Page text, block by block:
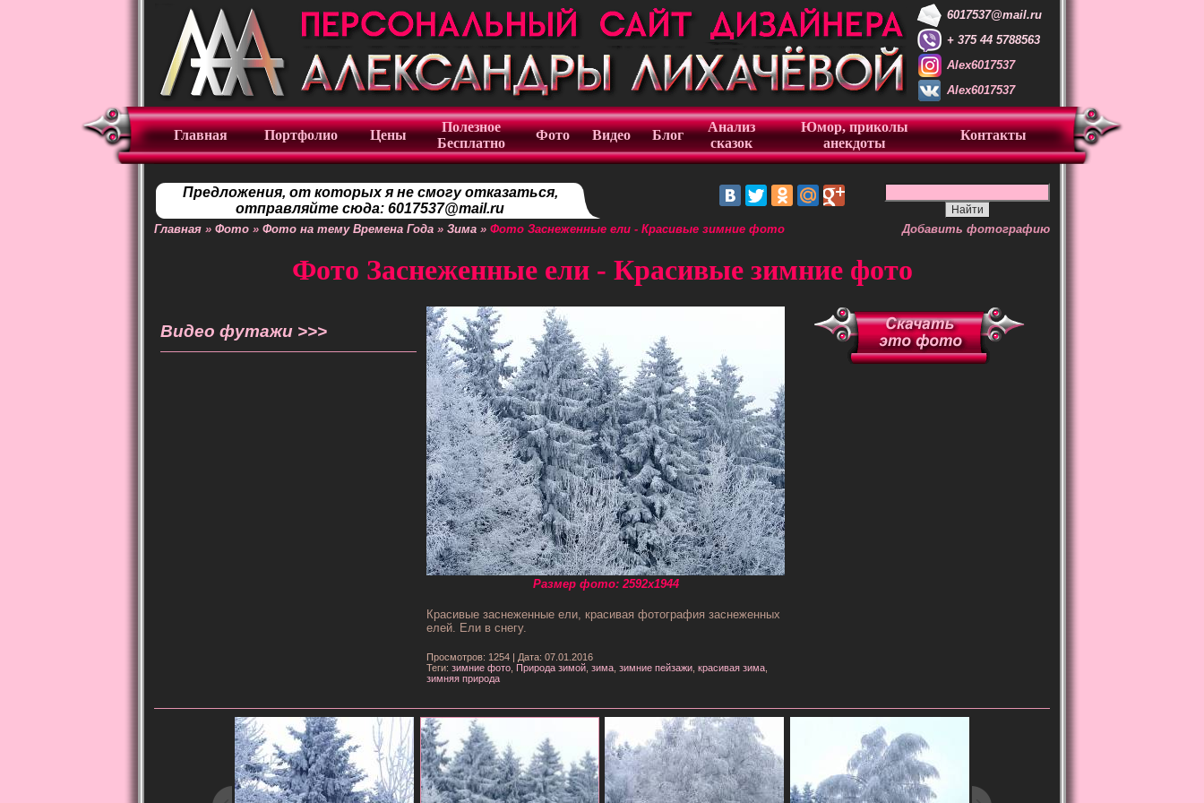
6017537@mail.ru
+ 375 44 5788563
Alex6017537
Alex6017537
Главная Портфолио Цены
Полезное
Бесплатно
Фото Видео Блог
Анализ
сказок
Юмор, приколы
анекдоты
Контакты
Предложения, от которых я не смогу отказаться,
отправляйте сюда: 6017537@mail.ru
Главная » Фото » Фото на тему Времена Года » Зима » Фото Заснеженные ели - Красивые зимние фото Добавить фотографию
Фото Заснеженные ели - Красивые зимние фото
Видео футажи >>>
Размер фото: 2592x1944
Красивые заснеженные ели, красивая фотография заснеженных
елей. Ели в снегу.
Просмотров: 1254 | Дата: 07.01.2016
Теги: зимние фото Природа зимой зима зимние пейзажи красивая зима
зимняя природа